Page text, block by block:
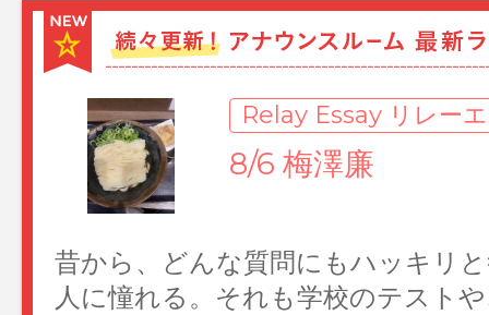
といった明確な…(TOPページへ)
Relay Essay リレー
8/4 後呂有紗
2026年上半期のベストバイは、ス
た！つま先に向かって靴の横幅が